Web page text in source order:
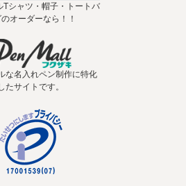
Tシャツ・帽子・トートバ
のオーダーなら！！
な名入れペン制作に特化
たサイトです。